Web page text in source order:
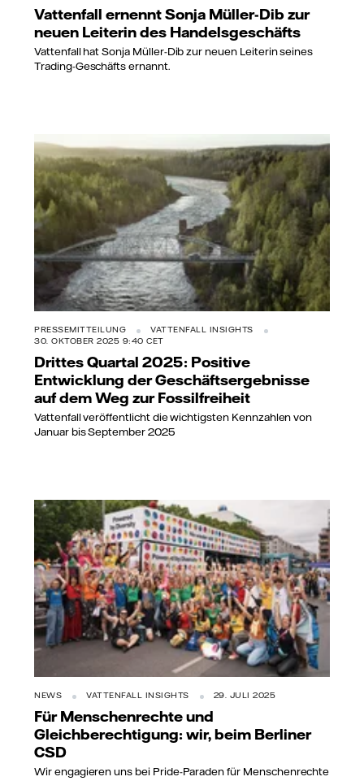
Vattenfall ernennt Sonja Müller-Dib zur
neuen Leiterin des Handelsgeschäfts
Vattenfall hat Sonja Müller-Dib zur neuen Leiterin seines
Trading-Geschäfts ernannt.
PRESSEMITTEILUNG
VATTENFALL INSIGHTS
30. OKTOBER 2025 9:40 CET
Drittes Quartal 2025: Positive
Entwicklung der Geschäftsergebnisse
auf dem Weg zur Fossilfreiheit
Vattenfall veröffentlicht die wichtigsten Kennzahlen von
Januar bis September 2025
NEWS VATTENFALL INSIGHTS 29. JULI 2025
Für Menschenrechte und
Gleichberechtigung: wir, beim Berliner
CSD
Wir engagieren uns bei Pride-Paraden für Menschenrechte